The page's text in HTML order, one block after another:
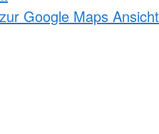
Google Maps Ansicht